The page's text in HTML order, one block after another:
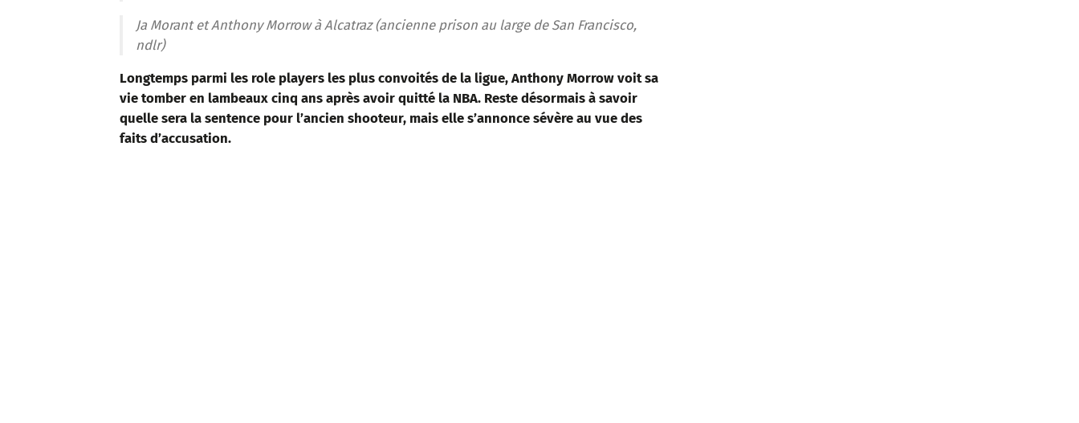
Ja Morant et Anthony Morrow à Alcatraz (ancienne prison au large de San Francisco,
ndlr)
Longtemps parmi les role players les plus convoités de la ligue, Anthony Morrow voit sa
vie tomber en lambeaux cinq ans après avoir quitté la NBA. Reste désormais à savoir
quelle sera la sentence pour l’ancien shooteur, mais elle s’annonce sévère au vue des
faits d’accusation.